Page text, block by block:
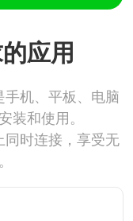
应用
机、平板、电脑
装和使用。
时连接，享受无